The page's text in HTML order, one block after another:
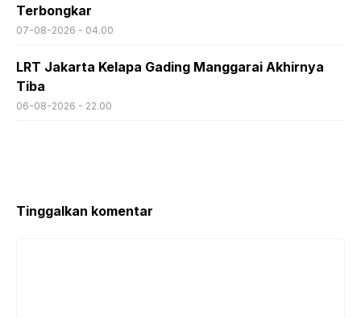
Terbongkar
07-08-2026 - 04.00
LRT Jakarta Kelapa Gading Manggarai Akhirnya
Tiba
06-08-2026 - 22.00
Tinggalkan komentar